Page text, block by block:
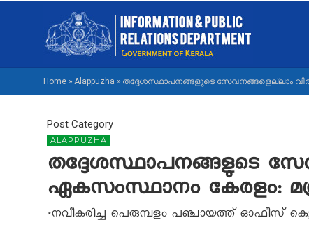
BREADCRUMB
Home » Alappuzha » തദ്ദേശസ്ഥാപനങ്ങളുടെ സേവനങ്ങളെല്ലാം
Post Category
ALAPPUZHA
തദ്ദേശസ്ഥാപനങ്ങളുടെ
ഏകസംസ്ഥാനം കേരളം:
*നവീകരിച്ച പെരുമ്പളം പഞ്ചായത്ത് ഓഫീസ്